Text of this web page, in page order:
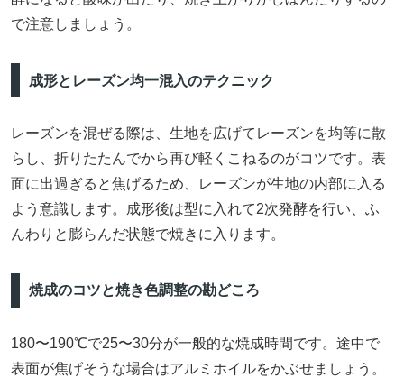
で注意しましょう。
成形とレーズン均一混入のテクニック
レーズンを混ぜる際は、生地を広げてレーズンを均等に散
らし、折りたたんでから再び軽くこねるのがコツです。表
面に出過ぎると焦げるため、レーズンが生地の内部に入る
よう意識します。成形後は型に入れて2次発酵を行い、ふ
んわりと膨らんだ状態で焼きに入ります。
焼成のコツと焼き色調整の勘どころ
180〜190℃で25〜30分が一般的な焼成時間です。途中で
表面が焦げそうな場合はアルミホイルをかぶせましょう。